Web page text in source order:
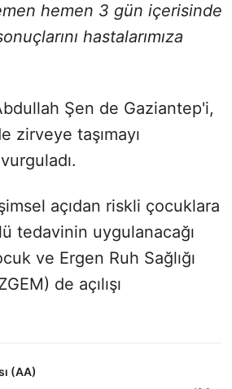
hemen 3 gün içerisinde
hastalarımıza
Şen de Gaziantep'i,
zirveye taşımayı
açıdan riskli çocuklara
tedavinin uygulanacağı
ve Ergen Ruh Sağlığı
de açılışı
(AA)